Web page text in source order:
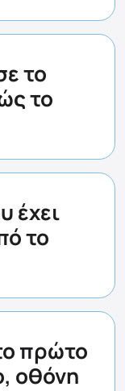
το
το
έχει
το
πρώτο
οθόνη